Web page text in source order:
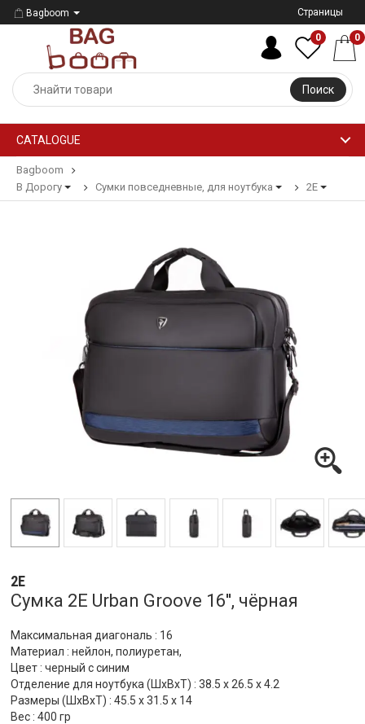
Bagboom Страницы
Поиск
0 0
CATALOGUE
Bagboom
В Дорогу
Сумки повседневные, для ноутбука 2E
2E
Сумка 2E Urban Groove 16'', чёрная
Максимальная диагональ : 16
Материал : нейлон, полиуретан,
Цвет : черный с синим
Отделение для ноутбука (ШхВхТ) : 38.5 x 26.5 x 4.2
Размеры (ШхВхТ) : 45.5 x 31.5 x 14
Вес : 400 гр